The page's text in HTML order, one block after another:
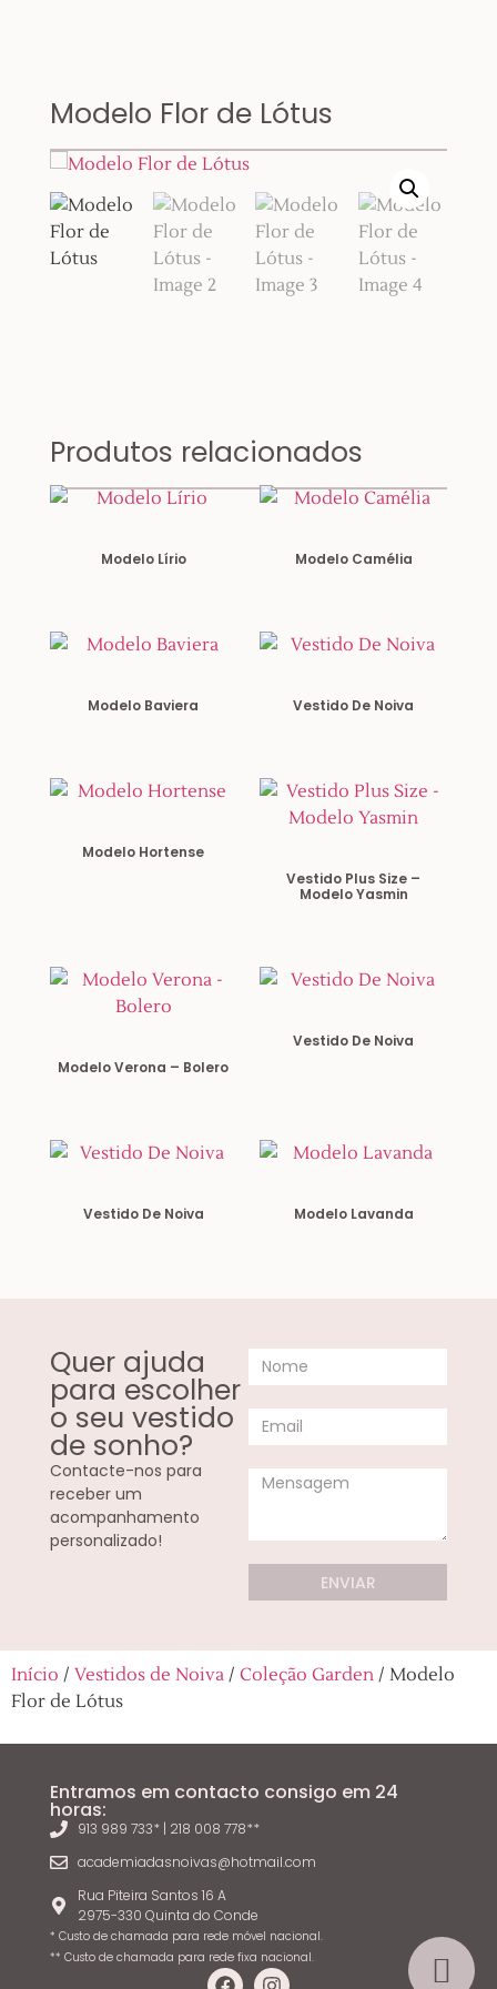
Modelo Flor de Lótus
Produtos relacionados
Modelo Lírio Modelo Camélia
Modelo Baviera Vestido De Noiva
Modelo Hortense
Vestido Plus Size –
Modelo Yasmin
Modelo Verona – Bolero
Vestido De Noiva
Vestido De Noiva Modelo Lavanda
Quer ajuda
para escolher
o seu vestido
de sonho?
Contacte-nos para
receber um
acompanhamento
personalizado!
ENVIAR
Início / Vestidos de Noiva / Coleção Garden / Modelo
Flor de Lótus
* Custo de chamada para rede móvel nacional.
** Custo de chamada para rede fixa nacional.
913 989 733* | 218 008 778**
academiadasnoivas@hotmail.com
Rua Piteira Santos 16 A
2975-330 Quinta do Conde
Entramos em contacto consigo em 24
horas: